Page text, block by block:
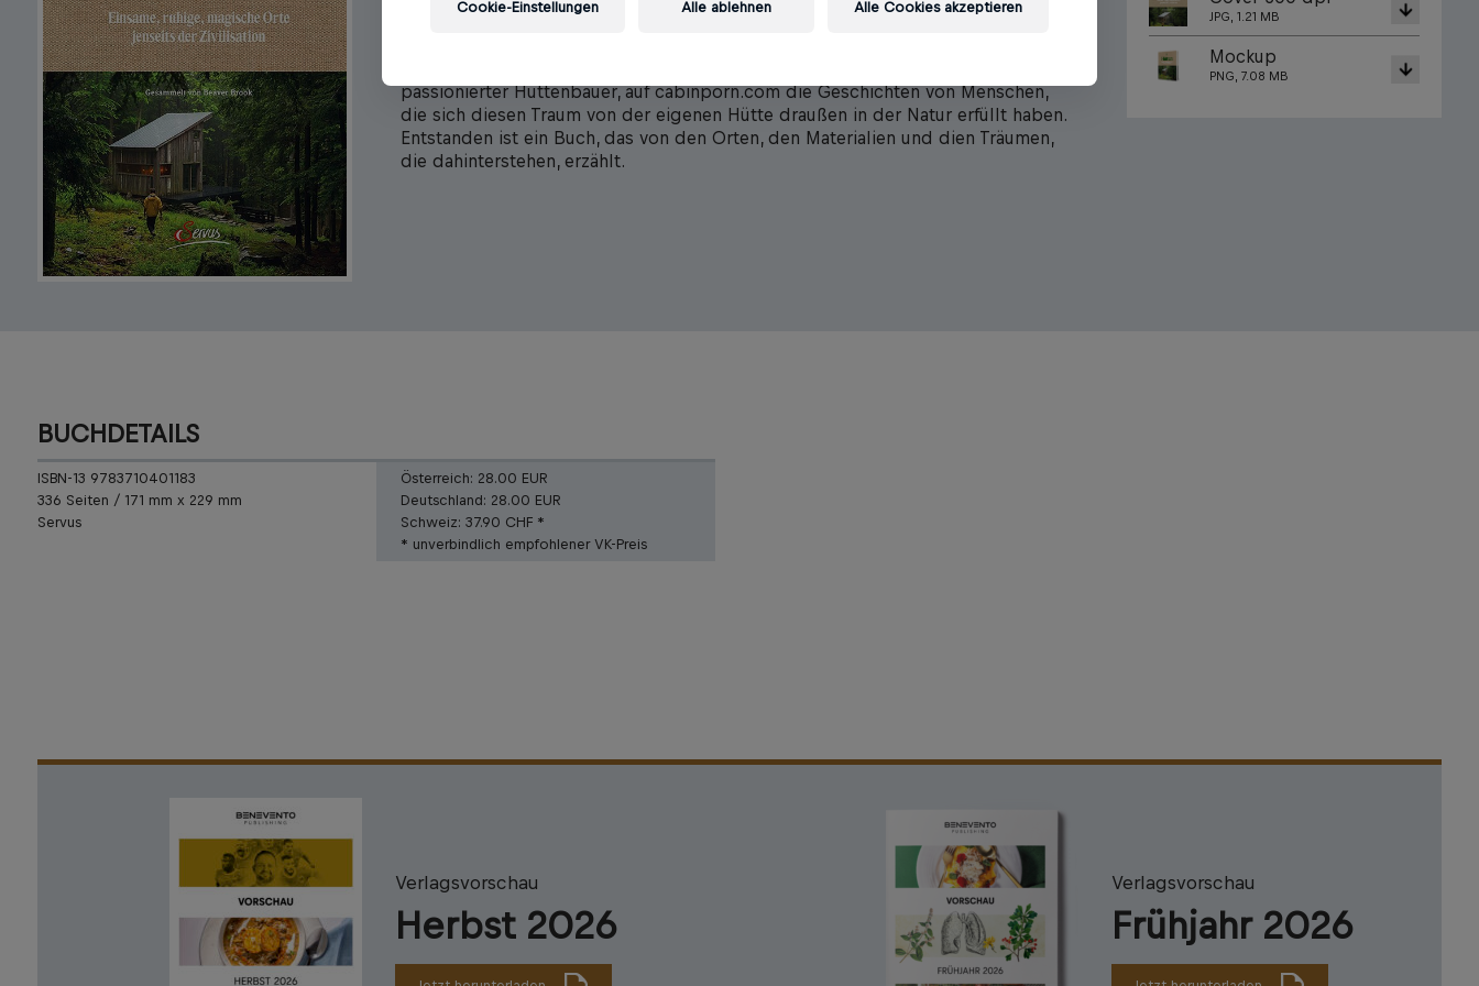
passionierter Hüttenbauer, auf cabinporn.com die Geschichten von Menschen,
die sich diesen Traum von der eigenen Hütte draußen in der Natur erfüllt haben.
Entstanden ist ein Buch, das von den Orten, den Materialien und dien Träumen,
die dahinterstehen, erzählt.
JPG, 1.21 MB
Mockup
PNG, 7.08 MB
BUCHDETAILS
ISBN-13 9783710401183
336 Seiten / 171 mm x 229 mm
Servus
Österreich: 28.00 EUR
Deutschland: 28.00 EUR
Schweiz: 37.90 CHF *
* unverbindlich empfohlener VK-Preis
Verlagsvorschau
Herbst 2026
Verlagsvorschau
Frühjahr 2026
Alle ablehnen Alle Cookies akzeptieren
Cookie-Einstellungen